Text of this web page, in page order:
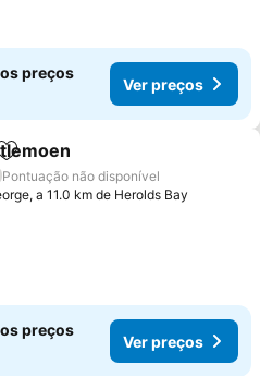
preços
Ver preços
Adicionar aos favoritos
Pontuação não disponível
a 11.0 km de Herolds Bay
preços
Ver preços